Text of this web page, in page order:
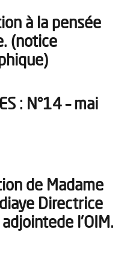
à la pensée
(notice
: N°14 – mai
de Madame
Directrice
l’OIM.